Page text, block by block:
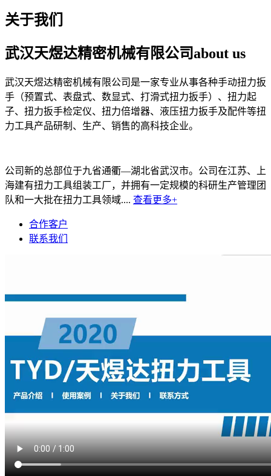
关于我们
武汉天煜达精密机械有限公司about us
武汉天煜达精密机械有限公司是一家专业从事各种手动扭力扳
手（预置式、表盘式、数显式、打滑式扭力扳手）、扭力起
子、扭力扳手检定仪、扭力倍增器、液压扭力扳手及配件等扭
力工具产品研制、生产、销售的高科技企业。
公司新的总部位于九省通衢—湖北省武汉市。公司在江苏、上
海建有扭力工具组装工厂，并拥有一定规模的科研生产管理团
队和一大批在扭力工具领域.... 查看更多+
合作客户
联系我们